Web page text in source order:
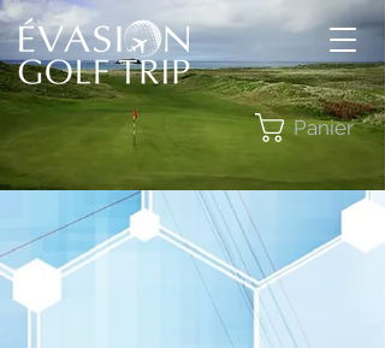
Panier